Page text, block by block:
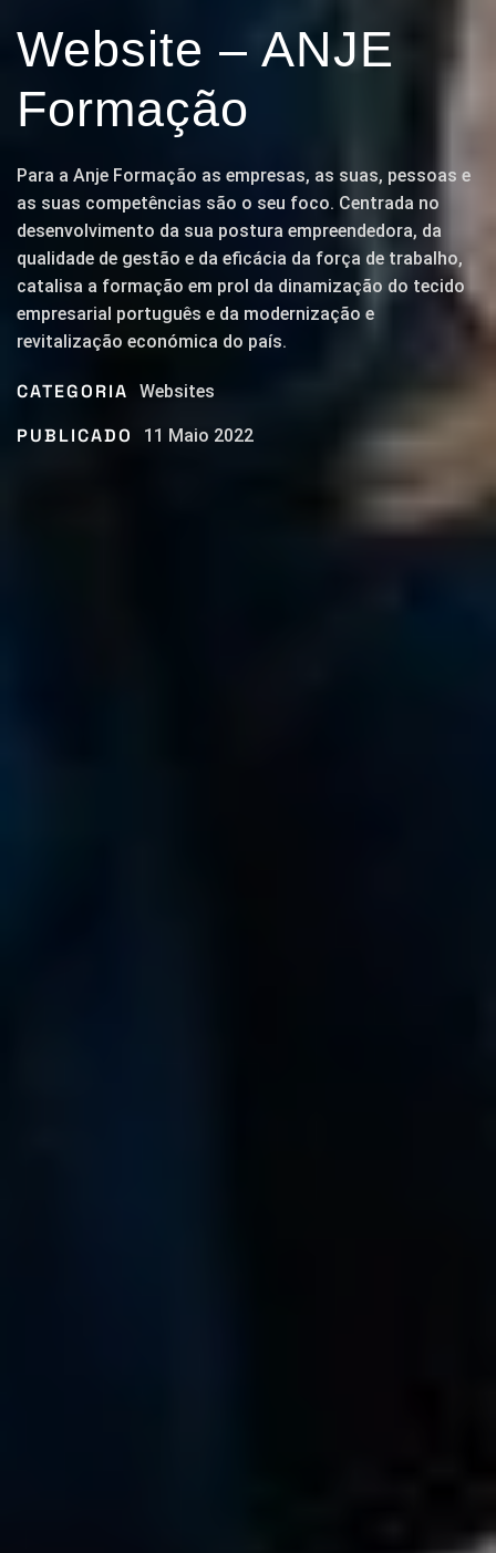
Website – ANJE
Formação
Para a Anje Formação as empresas, as suas, pessoas e
as suas competências são o seu foco. Centrada no
desenvolvimento da sua postura empreendedora, da
qualidade de gestão e da eficácia da força de trabalho,
catalisa a formação em prol da dinamização do tecido
empresarial português e da modernização e
revitalização económica do país.
CATEGORIA Websites
PUBLICADO 11 Maio 2022